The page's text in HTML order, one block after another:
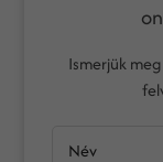
Ismerjük
Név